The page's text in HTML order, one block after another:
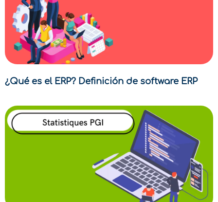
¿Qué es el ERP? Definición de software ERP